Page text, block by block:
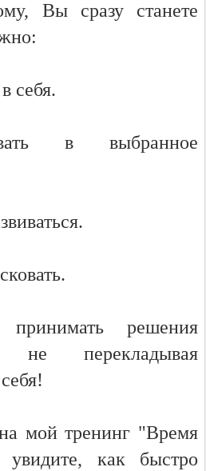
Вы сразу станете
себя.
в выбранное
решения
не перекладывая
мой тренинг "Время
как быстро